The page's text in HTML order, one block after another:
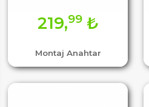
Montaj Anahtar
219,99₺